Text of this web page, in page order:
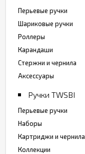
Перьевые ручки
Шариковые ручки
Роллеры
Карандаши
Стержни и чернила
Аксессуары
Ручки TWSBI
Перьевые ручки
Наборы
Картриджи и чернила
Коллекции